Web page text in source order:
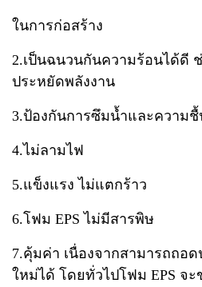
ในการก่อสร้าง
2.เป็นฉนวนกันความร้อนได้ดี
ประหยัดพลังงาน
3.ป้องกันการซึมน้ำและความ
4.ไม่ลามไฟ
5.แข็งแรง ไม่แตกร้าว
6.โฟม EPS ไม่มีสารพิษ
7.คุ้มค่า เนื่องจากสามารถถอด
ใหม่ได้ โดยทั่วไปโฟม EPS จ